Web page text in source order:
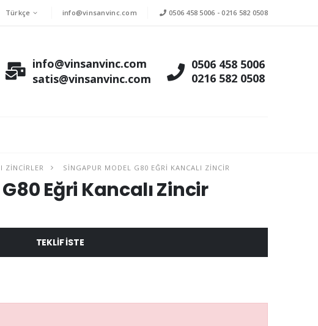
Türkçe info@vinsanvinc.com 0506 458 5006 -0216 582 0508
info@vinsanvinc.com
satis@vinsanvinc.com
0506 458 5006
0216 582 0508
ZINCIRLER SINGAPUR MODEL G80 EĞRI KANCALI ZINCIR
Eğri Kancalı Zincir
TEKLIF ISTE